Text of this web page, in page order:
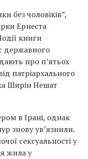
без чоловіків”,
Ернеста
книги
державного
про п’ятьох
патріархального
Ширін Нешат
в Ірані, однак
знову ув’язнили.
сексуальності у
жила у